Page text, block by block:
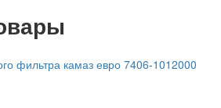
фильтра камаз евро 7406-1012000